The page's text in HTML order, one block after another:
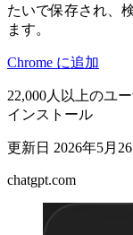
たいで保存され、
ます。
Chrome に追加
22,000人以上のユ
インストール
更新日 2026年5月26
chatgpt.com